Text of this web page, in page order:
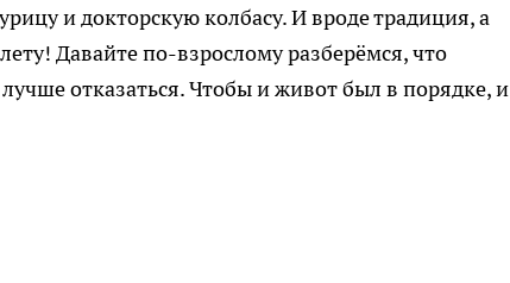
и докторскую колбасу. И вроде традиция, а
Давайте по-взрослому разберёмся, что
лучше отказаться. Чтобы и живот был в порядке, и